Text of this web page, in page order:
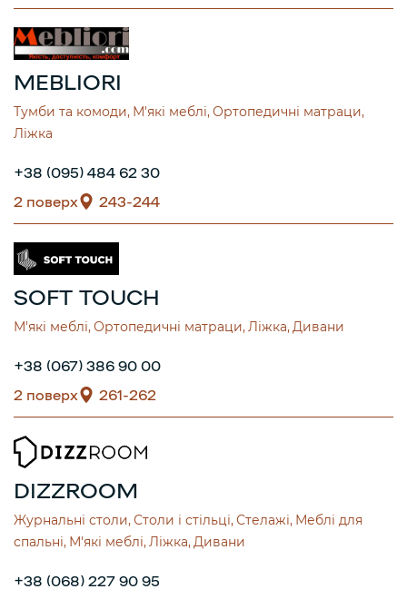
MEBLIORI
Тумби та комоди М'які меблі Ортопедичні матраци
Ліжка
+38 (095) 484 62 30
2 поверх
243-244
SOFT TOUCH
М'які меблі Ортопедичні матраци Ліжка Дивани
+38 (067) 386 90 00
2 поверх
261-262
DIZZROOM
Журнальні столи Столи і стільці Стелажі Меблі для
спальні М'які меблі Ліжка Дивани
+38 (068) 227 90 95